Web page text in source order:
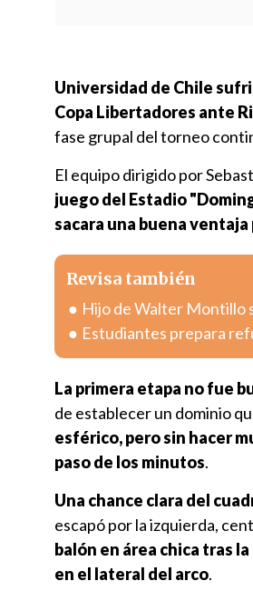
Universidad de Chile
Copa Libertadores ante
fase grupal del torneo
El equipo dirigido por
juego del Estadio
sacara una buena
Revisa también
Hijo de Walter Montillo
Estudiantes prepara
La primera etapa no fue
de establecer un dominio
esférico, pero sin hacer
paso de los minutos.
Una chance clara del
escapó por la izquierda,
balón en área chica tras
en el lateral del arco.